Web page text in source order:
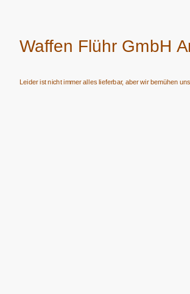
Waffen Flühr GmbH
Leider ist nicht immer alles lieferbar, aber wir bemühen uns.